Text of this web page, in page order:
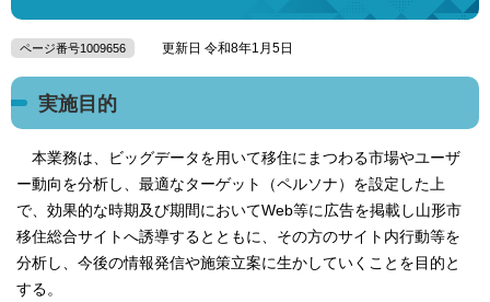
ページ番号1009656 更新日 令和8年1月5日
実施目的
本業務は、ビッグデータを用いて移住にまつわる市場やユーザ
ー動向を分析し、最適なターゲット（ペルソナ）を設定した上
で、効果的な時期及び期間においてWeb等に広告を掲載し山形市
移住総合サイトへ誘導するとともに、その方のサイト内行動等を
分析し、今後の情報発信や施策立案に生かしていくことを目的と
する。